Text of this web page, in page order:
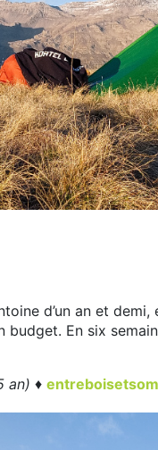
d’un an et
En six
an) ♦